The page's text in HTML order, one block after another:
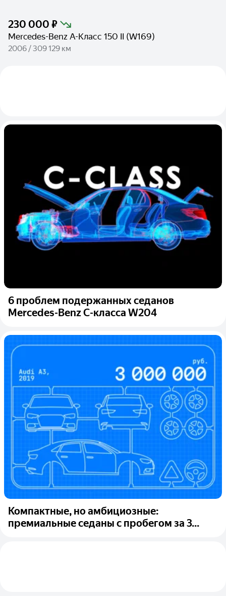
230 000 ₽
Mercedes-Benz A-Класс 150 II (W169)
2006 / 309 129 км
6 проблем подержанных седанов
Mercedes-Benz C-класса W204
Компактные, но амбициозные:
премиальные седаны с пробегом за 3...